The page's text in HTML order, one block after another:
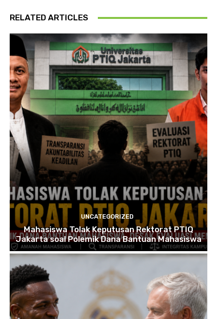
RELATED ARTICLES
UNCATEGORIZED
Mahasiswa Tolak Keputusan Rektorat PTIQ
Jakarta soal Polemik Dana Bantuan Mahasiswa